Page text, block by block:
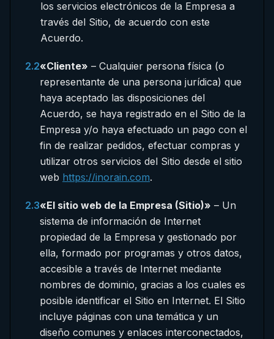
los servicios electrónicos de la Empresa a
través del Sitio, de acuerdo con este
Acuerdo.
2.2«Cliente» – Cualquier persona física (o
representante de una persona jurídica) que
haya aceptado las disposiciones del
Acuerdo, se haya registrado en el Sitio de la
Empresa y/o haya efectuado un pago con el
fin de realizar pedidos, efectuar compras y
utilizar otros servicios del Sitio desde el sitio
web https://inorain.com.
2.3«El sitio web de la Empresa (Sitio)» – Un
sistema de información de Internet
propiedad de la Empresa y gestionado por
ella, formado por programas y otros datos,
accesible a través de Internet mediante
nombres de dominio, gracias a los cuales es
posible identificar el Sitio en Internet. El Sitio
incluye páginas con una temática y un
diseño comunes y enlaces interconectados,